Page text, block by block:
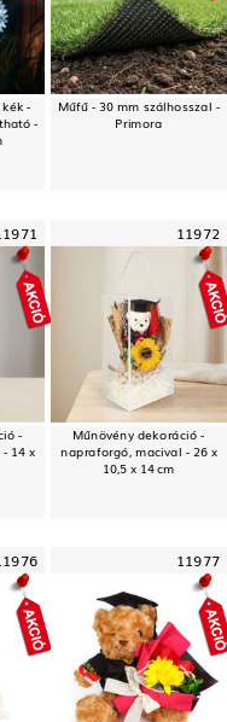
-
-
Műfű - 30 mm szálhosszal -
Primora
-
14 x
11972
Műnövény dekoráció -
napraforgó, macival - 26 x
10,5 x 14 cm
11977